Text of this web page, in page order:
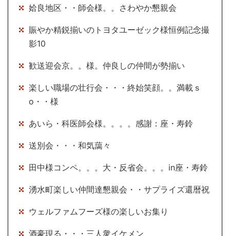
姶良地区・・師会様。。さわやか懇親会
賑やか精鋭揃いのトヨタユーゼック様恒例記念撮
影10
歓送迎会京。。様。仲良しの仲間が勢揃い
楽しい職場の壮行会・・・終始笑顔。。満載ｓ
o・・様
あいら・科医師会様。。。。感謝：座・寿鈴
送別会・・・和気藹々
田中様コンペ。。。大・反省会。。。in座・寿鈴
湧水町楽しい仲間達懇親会・・サプライズ還暦祝
ウェルファムフーズ様の楽しいお集り
酒豪現る・・・三人衆イケメン